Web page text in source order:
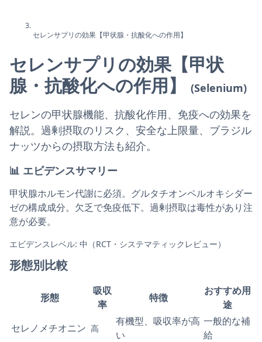
セレンサプリの効果【甲状腺・抗酸化への作用】
セレンサプリの効果【甲状
腺・抗酸化への作用】
(Selenium)
セレンの甲状腺機能、抗酸化作用、免疫への効果を
解説。過剰摂取のリスク、安全な上限量、ブラジル
ナッツからの摂取方法も紹介。
📊 エビデンスサマリー
甲状腺ホルモン代謝に必須。グルタチオンペルオキシダー
ゼの構成成分。欠乏で免疫低下。過剰摂取は毒性があり注
意が必要。
エビデンスレベル: 中（RCT・システマティックレビュー）
形態別比較
形態
吸収
率
特徴
おすすめ用
途
セレノメチオニン 高
有機型、吸収率が高
い
一般的な補
給